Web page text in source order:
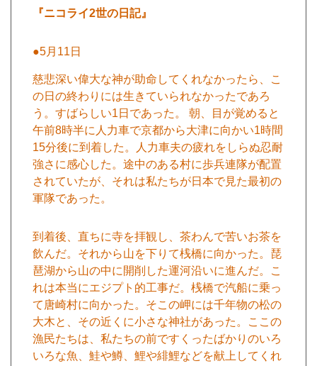
『ニコライ2世の日記』
●5月11日
慈悲深い偉大な神が助命してくれなかったら、こ
の日の終わりには生きていられなかったであろ
う。すばらしい1日であった。 朝、目が覚めると
午前8時半に人力車で京都から大津に向かい1時間
15分後に到着した。人力車夫の疲れをしらぬ忍耐
強さに感心した。途中のある村に歩兵連隊が配置
されていたが、それは私たちが日本で見た最初の
軍隊であった。
到着後、直ちに寺を拝観し、茶わんで苦いお茶を
飲んだ。それから山を下りて桟橋に向かった。琵
琶湖から山の中に開削した運河沿いに進んだ。こ
れは本当にエジプト的工事だ。桟橋で汽船に乗っ
て唐崎村に向かった。そこの岬には千年物の松の
大木と、その近くに小さな神社があった。ここの
漁民たちは、私たちの前ですくったばかりのいろ
いろな魚、鮭や鱒、鯉や緋鯉などを献上してくれ